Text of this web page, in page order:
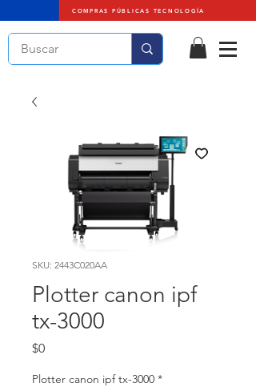
COMPRAS PÚBLICAS TECNOLOGÍA
SKU: 2443C020AA
Plotter canon ipf
tx-3000
$0Precio
Plotter canon ipf tx-3000 *